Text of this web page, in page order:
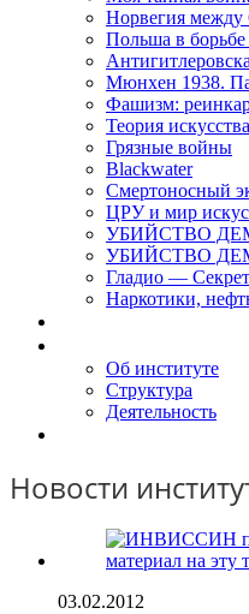
Норвегия
Польша в
Мюнхен 1938.
Фашизм:
Теория
Грязные войны
Blackwater
Смертоносный
ЦРУ и мир
УБИЙСТВО
УБИЙСТВО
Гладио —
Наркотики,
Об институте
Структура
Деятельность
Новости
03.02.2012